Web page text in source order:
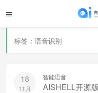
标签：语音识别
18
11月
智能语音
AISHELL开源版